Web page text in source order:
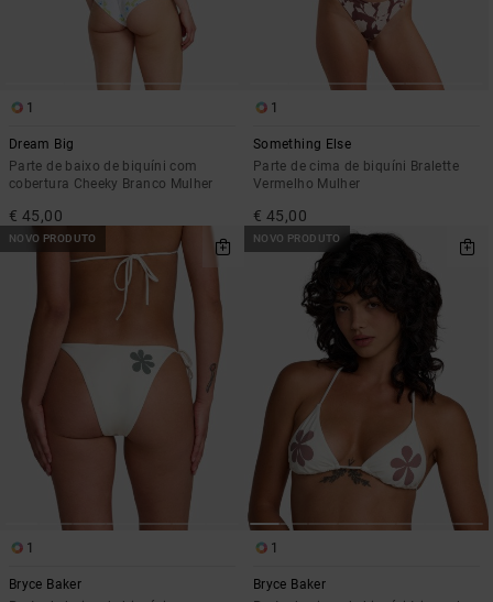
1
Dream Big
Parte de baixo de biquíni com
cobertura Cheeky Branco Mulher
€ 45,00
1
Something Else
Parte de cima de biquíni Bralette
Vermelho Mulher
€ 45,00
NOVO PRODUTO
1
Bryce Baker
NOVO PRODUTO
1
Bryce Baker